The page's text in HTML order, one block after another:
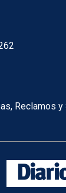
Reclamos